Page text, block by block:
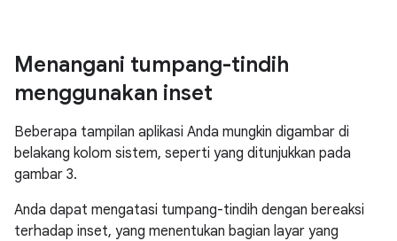
Menangani tumpang-tindih
menggunakan inset
Beberapa tampilan aplikasi Anda mungkin digambar di
belakang kolom sistem, seperti yang ditunjukkan pada
gambar 3.
Anda dapat mengatasi tumpang-tindih dengan bereaksi
terhadap inset, yang menentukan bagian layar yang